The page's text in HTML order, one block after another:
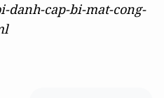
danh-cap-bi-mat-cong-